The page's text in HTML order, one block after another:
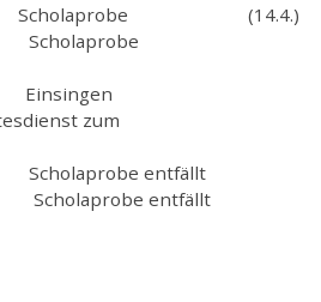
Scholaprobe (14.4.)
Uhr Scholaprobe
Einsingen
zum
Scholaprobe entfällt
Scholaprobe entfällt